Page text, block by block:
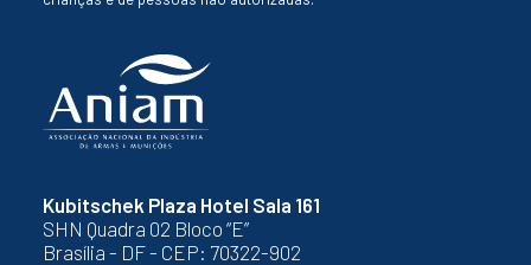
Kubitschek Plaza Hotel Sala 161
SHN Quadra 02 Bloco “E”
Brasília - DF - CEP: 70322-902